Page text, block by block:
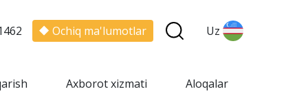
Ochiq ma'lumotlar Uz
Axborot xizmati Aloqalar